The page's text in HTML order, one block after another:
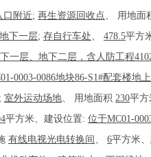
口附近; 再生资源回收点、 用地面
下一层; 存自行车处、 478.5平方
一层、地下二层，含人防工程
0003-0086地块86-S1#配套楼地
; 室外运动场地、 用地面积 230平方
平方米、建设位置: 位于MC01-
有线电视光电转换间 、 6平方米